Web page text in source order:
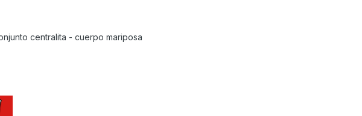
centralita - cuerpo mariposa